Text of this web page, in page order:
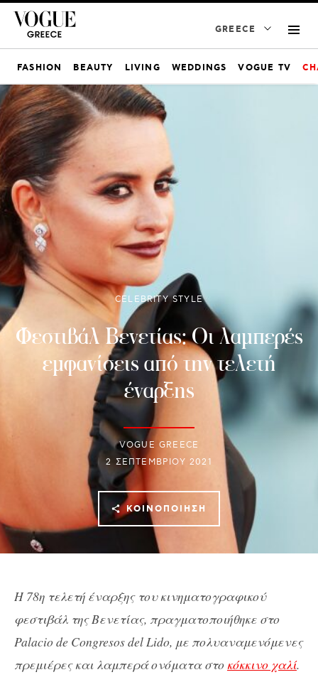
GREECE
FASHION BEAUTY LIVING WEDDINGS VOGUE TV
CELEBRITY STYLE
Φεστιβάλ Βενετίας: Οι λαμπερές
εμφανίσεις από την τελετή
έναρξης
VOGUE GREECE
2 ΣΕΠΤΕΜΒΡΊΟΥ 2021
ΚΟΙΝΟΠΟΊΗΣΗ
H 78η τελετή έναρξης του κινηματογραφικού
φεστιβάλ της Βενετίας, πραγματοποιήθηκε στο
Palacio de Congresos del Lido, με πολυαναμενόμενες
πρεμιέρες και λαμπερά ονόματα στοκόκκινο χαλί.